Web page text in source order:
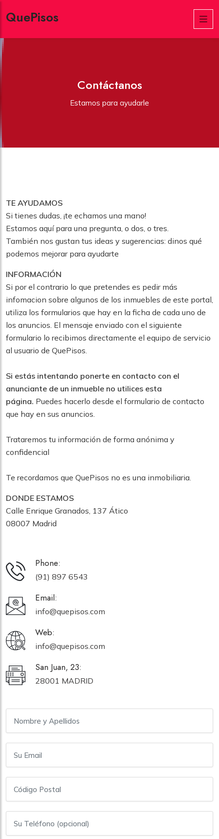
QuePisos
Contáctanos
Estamos para ayudarle
TE AYUDAMOS
Si tienes dudas, ¡te echamos una mano!
Estamos aquí para una pregunta, o dos, o tres.
También nos gustan tus ideas y sugerencias: dinos qué
podemos mejorar para ayudarte
INFORMACIÓN
Si por el contrario lo que pretendes es pedir más
infomacion sobre algunos de los inmuebles de este portal,
utiliza los formularios que hay en la ficha de cada uno de
los anuncios. El mensaje enviado con el siguiente
formulario lo recibimos directamente el equipo de servicio
al usuario de QuePisos.
Si estás intentando ponerte en contacto con el
anunciante de un inmueble no utilices esta
página. Puedes hacerlo desde el formulario de contacto
que hay en sus anuncios.
Trataremos tu información de forma anónima y
confidencial
Te recordamos que QuePisos no es una inmobiliaria.
DONDE ESTAMOS
Calle Enrique Granados, 137 Ático
08007 Madrid
Phone:
(91) 897 6543
Email:
info@quepisos.com
Web:
info@quepisos.com
San Juan, 23:
28001 MADRID